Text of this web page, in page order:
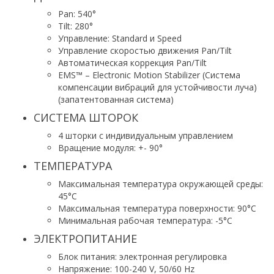
Pan: 540°
Tilt: 280°
Управление: Standard и Speed
Управление скоростью движения Pan/Tilt
Автоматическая коррекция Pan/Tilt
EMS™ – Electronic Motion Stabilizer (Система
компенсации вибраций для устойчивости луча)
(запатентованная система)
СИСТЕМА ШТОРОК
4 шторки с индивидуальным управлением
Вращение модуля: +- 90°
ТЕМПЕРАТУРА
Максимальная температура окружающей среды:
45°C
Максимальная температура поверхности: 90°C
Минимальная рабочая температура: -5°C
ЭЛЕКТРОПИТАНИЕ
Блок питания: электронная регулировка
Напряжение: 100-240 V, 50/60 Hz